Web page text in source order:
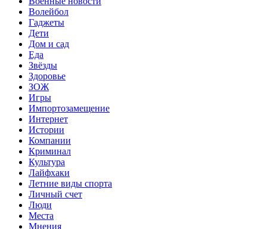
Волейбол
Гаджеты
Дети
Дом и сад
Еда
Звёзды
Здоровье
ЗОЖ
Игры
Импортозамещение
Интернет
Истории
Компании
Криминал
Культура
Лайфхаки
Летние виды спорта
Личный счет
Люди
Места
Мнения